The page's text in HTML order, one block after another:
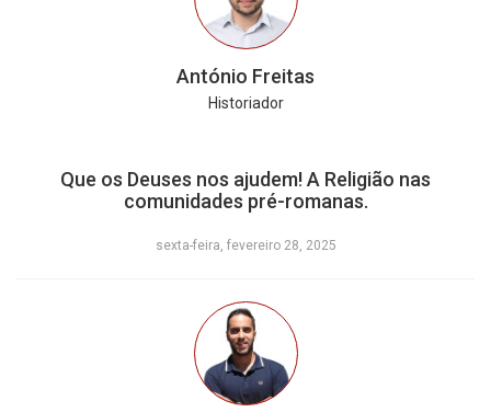
António Freitas
Historiador
Que os Deuses nos ajudem! A Religião nas
comunidades pré-romanas.
sexta-feira, fevereiro 28, 2025